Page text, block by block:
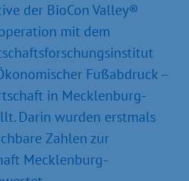
der BioCon Valley®
mit dem
Fußabdruck –
in Mecklenburg-
Darin wurden erstmals
Zahlen zur
Mecklenburg-